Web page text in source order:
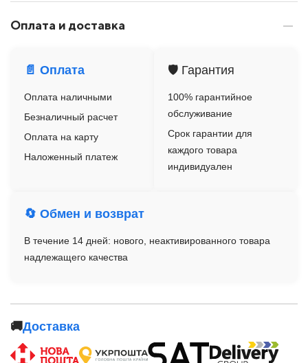
Оплата и доставка
📄 Оплата
Оплата наличными
Безналичный расчет
Оплата на карту
Наложенный платеж
🛡️ Гарантия
100% гарантийное
обслуживание
Срок гарантии для
каждого товара
индивидуален
🔄 Обмен и возврат
В течение 14 дней: нового, неактивированного товара
надлежащего качества
🚚Доставка